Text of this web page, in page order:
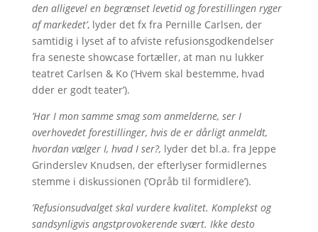
den alligevel en begrænset levetid og forestillingen ryger
af markedet’, lyder det fx fra Pernille Carlsen, der
samtidig i lyset af to afviste refusionsgodkendelser
fra seneste showcase fortæller, at man nu lukker
teatret Carlsen & Ko (’Hvem skal bestemme, hvad
dder er godt teater’).
’Har I mon samme smag som anmelderne, ser I
overhovedet forestillinger, hvis de er dårligt anmeldt,
hvordan vælger I, hvad I ser?, lyder det bl.a. fra Jeppe
Grinderslev Knudsen, der efterlyser formidlernes
stemme i diskussionen (’Opråb til formidlere’).
’Refusionsudvalget skal vurdere kvalitet. Komplekst og
sandsynligvis angstprovokerende svært. Ikke desto